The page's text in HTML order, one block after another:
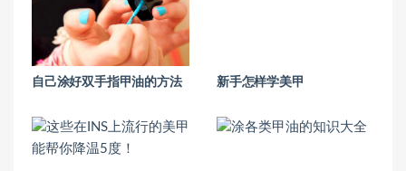
自己涂好双手指甲油的方法 新手怎样学美甲